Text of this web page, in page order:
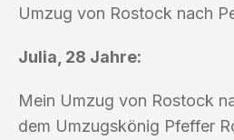
Umzug von Rostock nach
Julia, 28 Jahre:
Mein Umzug von Rostock
dem Umzugskönig Pfeffer